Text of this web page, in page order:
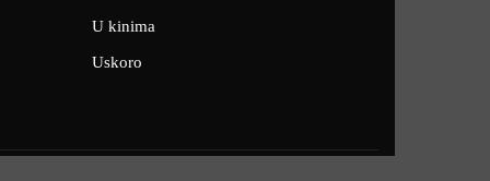
U kinima
Uskoro